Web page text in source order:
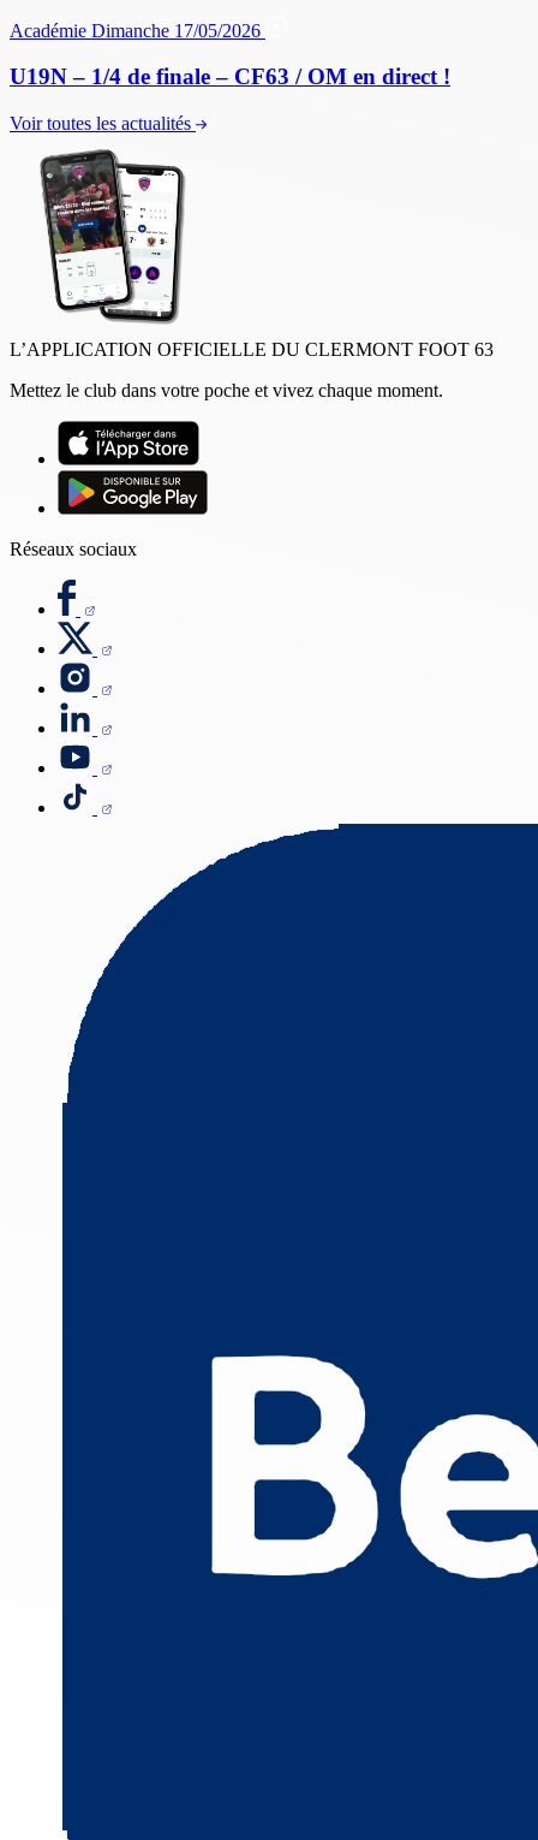
Académie Dimanche 17/05/2026
U19N – 1/4 de finale – CF63 / OM en direct !
Voir toutes les actualités
L’APPLICATION OFFICIELLE DU CLERMONT FOOT 63
Mettez le club dans votre poche et vivez chaque moment.
Réseaux sociaux